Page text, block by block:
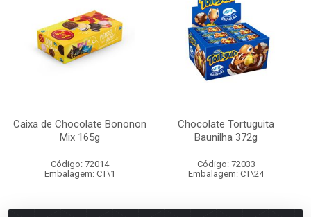
Caixa de Chocolate Bononon
Mix 165g
Código: 72014
Embalagem: CT\1
Chocolate Tortuguita
Baunilha 372g
Código: 72033
Embalagem: CT\24